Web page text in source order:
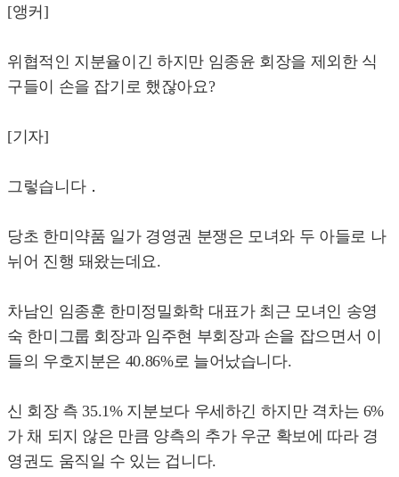
[앵커]
위협적인 지분율이긴 하지만 임종윤 회장을 제외한 식
구들이 손을 잡기로 했잖아요?
[기자]
그렇습니다．
당초 한미약품 일가 경영권 분쟁은 모녀와 두 아들로 나
뉘어 진행 돼왔는데요.
차남인 임종훈 한미정밀화학 대표가 최근 모녀인 송영
숙 한미그룹 회장과 임주현 부회장과 손을 잡으면서 이
들의 우호지분은 40.86%로 늘어났습니다.
신 회장 측 35.1% 지분보다 우세하긴 하지만 격차는 6%
가 채 되지 않은 만큼 양측의 추가 우군 확보에 따라 경
영권도 움직일 수 있는 겁니다.